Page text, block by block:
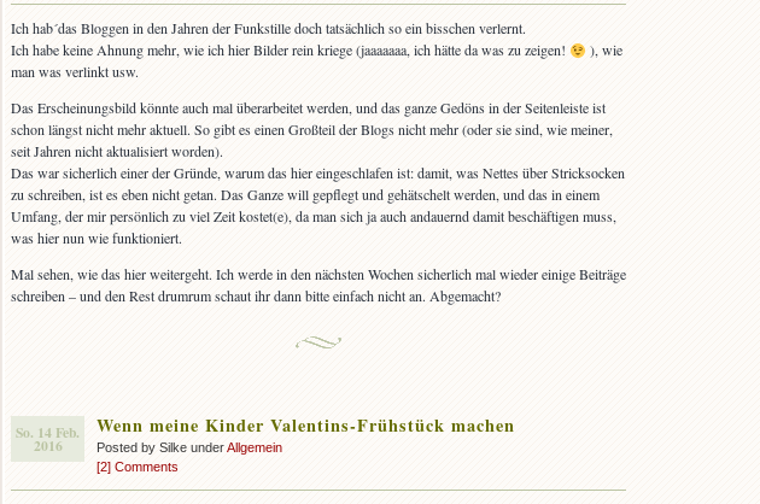
Ich hab´das Bloggen in den Jahren der Funkstille doch tatsächlich so ein bisschen verlernt.
Ich habe keine Ahnung mehr, wie ich hier Bilder rein kriege (jaaaaaaa, ich hätte da was zu zeigen!
), wie
man was verlinkt usw.
Das Erscheinungsbild könnte auch mal überarbeitet werden, und das ganze Gedöns in der Seitenleiste ist
schon längst nicht mehr aktuell. So gibt es einen Großteil der Blogs nicht mehr (oder sie sind, wie meiner,
seit Jahren nicht aktualisiert worden).
Das war sicherlich einer der Gründe, warum das hier eingeschlafen ist: damit, was Nettes über Stricksocken
zu schreiben, ist es eben nicht getan. Das Ganze will gepflegt und gehätschelt werden, und das in einem
Umfang, der mir persönlich zu viel Zeit kostet(e), da man sich ja auch andauernd damit beschäftigen muss,
was hier nun wie funktioniert.
Mal sehen, wie das hier weitergeht. Ich werde in den nächsten Wochen sicherlich mal wieder einige Beiträge
schreiben – und den Rest drumrum schaut ihr dann bitte einfach nicht an. Abgemacht?
So. 14 Feb.
2016
Wenn meine Kinder Valentins-Frühstück machen
Posted by Silke underAllgemein
[2] Comments